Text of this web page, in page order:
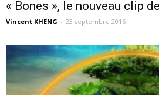
« Bones », le nouveau clip
Vincent KHENG - 23 septembre 2016